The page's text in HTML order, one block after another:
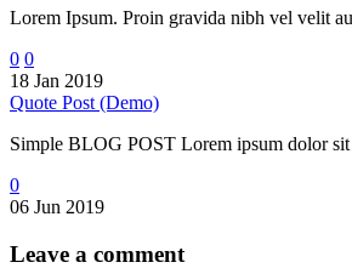
Lorem Ipsum. Proin gravida nibh vel velit
0 0
18 Jan 2019
Quote Post (Demo)
Simple BLOG POST Lorem ipsum dolor
0
06 Jun 2019
Leave a comment